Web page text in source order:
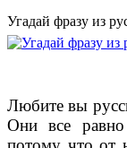
Угадай фразу из
Любите вы
Они все